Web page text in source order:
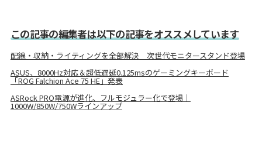
この記事の編集者は以下の記事をオススメしています
配線・収納・ライティングを全部解決 次世代モニタースタンド登場
ASUS、8000Hz対応＆超低遅延0.125msのゲーミングキーボード
「ROG Falchion Ace 75 HE」発表
ASRock PRO電源が進化、フルモジュラー化で登場｜
1000W/850W/750Wラインアップ